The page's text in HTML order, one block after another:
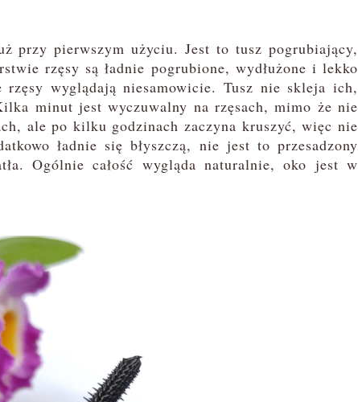
przy pierwszym użyciu. Jest to tusz pogrubiający,
rzęsy są ładnie pogrubione, wydłużone i lekko
wyglądają niesamowicie. Tusz nie skleja ich,
minut jest wyczuwalny na rzęsach, mimo że nie
ale po kilku godzinach zaczyna kruszyć, więc nie
ładnie się błyszczą, nie jest to przesadzony
Ogólnie całość wygląda naturalnie, oko jest w